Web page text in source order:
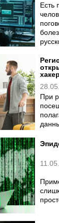
Есть
При